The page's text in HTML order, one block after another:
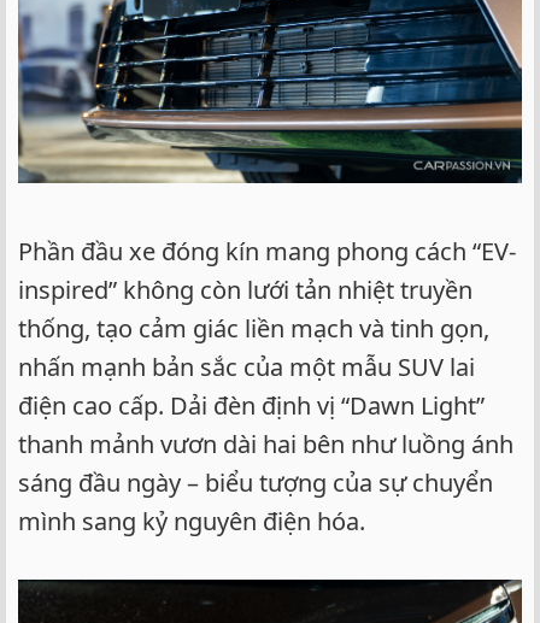
Phần đầu xe đóng kín mang phong cách “EV-
inspired” không còn lưới tản nhiệt truyền
thống, tạo cảm giác liền mạch và tinh gọn,
nhấn mạnh bản sắc của một mẫu SUV lai
điện cao cấp. Dải đèn định vị “Dawn Light”
thanh mảnh vươn dài hai bên như luồng ánh
sáng đầu ngày – biểu tượng của sự chuyển
mình sang kỷ nguyên điện hóa.